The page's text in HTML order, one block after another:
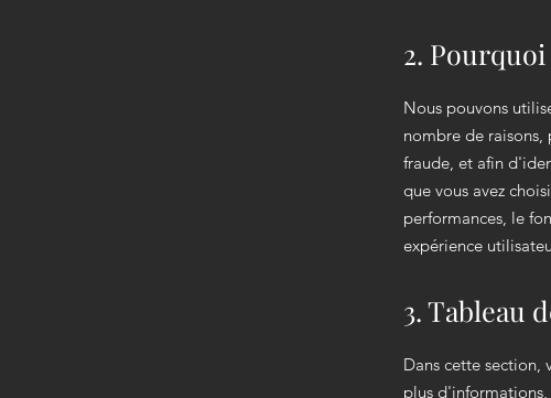
2.
Nous pouvons
nombre de
fraude, et afin
que vous avez
performances, le
expérience
3. Tableau
Dans cette section,
plus d'informations,